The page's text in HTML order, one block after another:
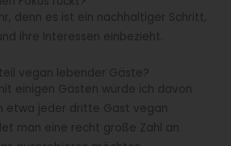
denn es ist ein nachhaltiger Schritt,
ihre Interessen einbezieht.
vegan lebender Gäste?
einigen Gästen würde ich davon
etwa jeder dritte Gast vegan
man eine recht große Zahl an